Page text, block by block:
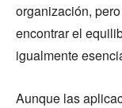
organización,
encontrar el
igualmente
Aunque las